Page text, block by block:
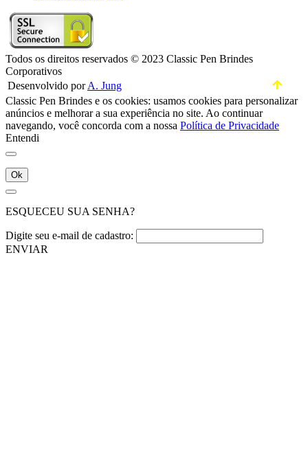
Todos os direitos reservados © 2023 Classic Pen Brindes
Corporativos
Desenvolvido porA. Jung
Classic Pen Brindes e os cookies: usamos cookies para personalizar
anúncios e melhorar a sua experiência no site. Ao continuar
navegando, você concorda com a nossa Política de Privacidade
Entendi
Ok
ESQUECEU SUA SENHA?
Digite seu e-mail de cadastro:
ENVIAR